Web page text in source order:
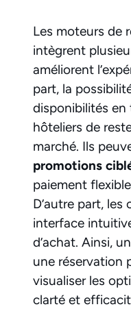
Les moteurs de
intègrent
améliorent
part, la
disponibilités en
hôteliers de
marché. Ils
promotions
paiement
D’autre part, les
interface
d’achat. Ainsi,
une réservation
visualiser les
clarté et